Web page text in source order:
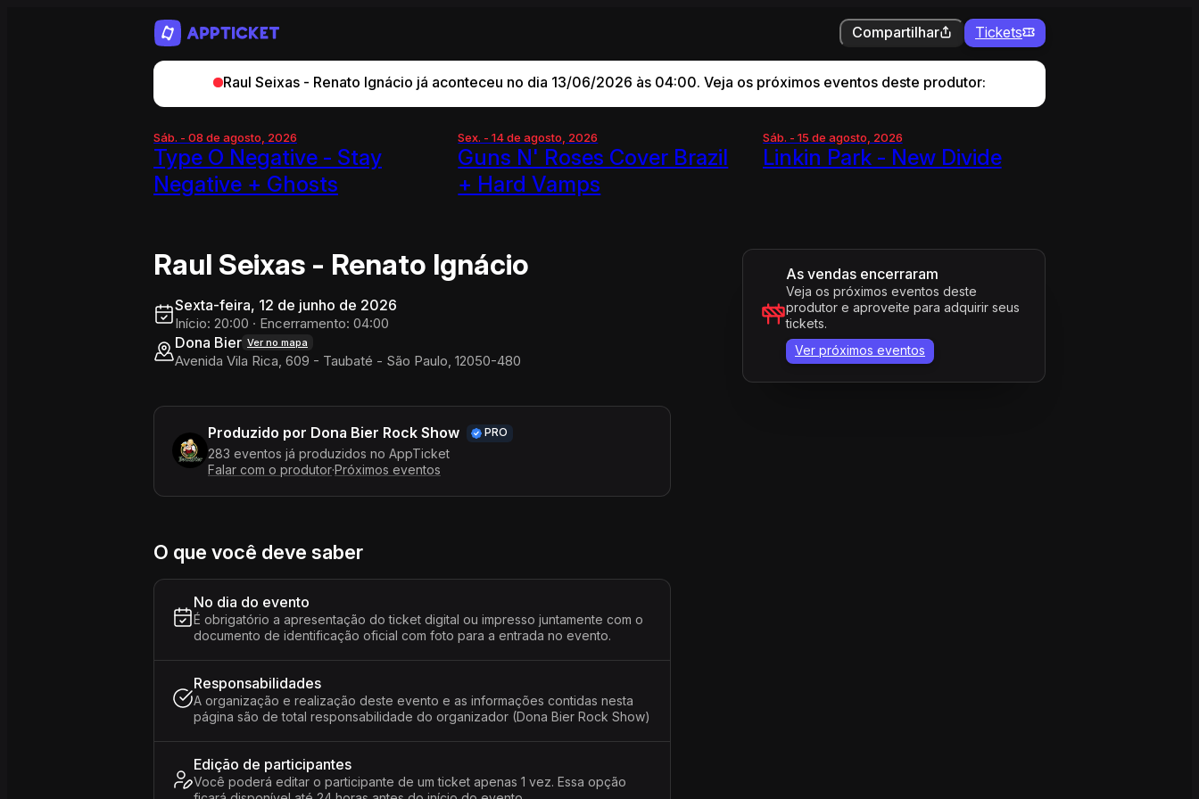
Compartilhar Tickets
Raul Seixas - Renato Ignácio já aconteceu no dia 13/06/2026 às 04:00. Veja os próximos eventos deste produtor:
Sáb. - 08 de agosto, 2026
Type O Negative - Stay
Negative + Ghosts
Sex. - 14 de agosto, 2026
Guns N' Roses Cover Brazil
+ Hard Vamps
Sáb. - 15 de agosto, 2026
Linkin Park - New Divide
Raul Seixas - Renato Ignácio
Sexta-feira, 12 de junho de 2026
Início: 20:00 · Encerramento: 04:00
Dona Bier Ver no mapa
Avenida Vila Rica, 609 - Taubaté - São Paulo, 12050-480
Produzido por Dona Bier Rock Show PRO
283 eventos já produzidos no AppTicket
Falar com o produtor·Próximos eventos
As vendas encerraram
Veja os próximos eventos deste
produtor e aproveite para adquirir seus
tickets.
Ver próximos eventos
O que você deve saber
No dia do evento
É obrigatório a apresentação do ticket digital ou impresso juntamente com o
documento de identificação oficial com foto para a entrada no evento.
Responsabilidades
A organização e realização deste evento e as informações contidas nesta
página são de total responsabilidade do organizador (Dona Bier Rock Show)
Edição de participantes
Você poderá editar o participante de um ticket apenas 1 vez. Essa opção